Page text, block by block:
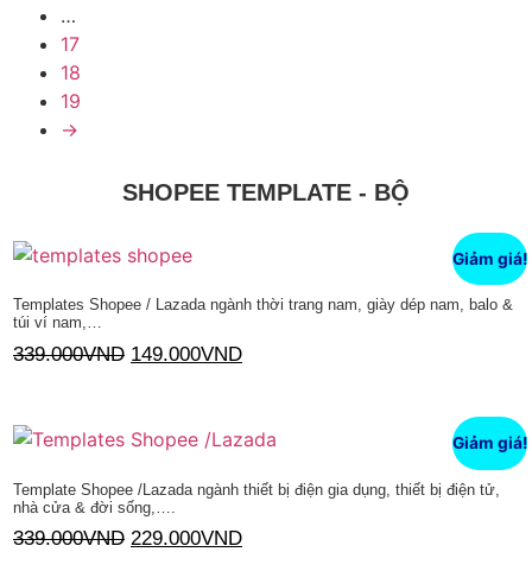
…
17
18
19
→
SHOPEE TEMPLATE - BỘ
Giảm giá!
Templates Shopee / Lazada ngành thời trang nam, giày dép nam, balo &
túi ví nam,…
339.000VND 149.000VND
Giảm giá!
Template Shopee /Lazada ngành thiết bị điện gia dụng, thiết bị điện tử,
nhà cửa & đời sống,….
339.000VND 229.000VND